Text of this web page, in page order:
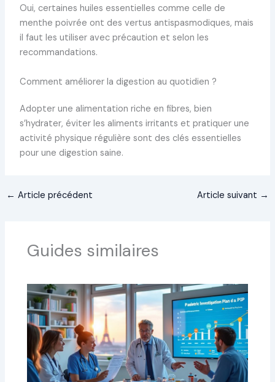
Oui, certaines huiles essentielles comme celle de
menthe poivrée ont des vertus antispasmodiques, mais
il faut les utiliser avec précaution et selon les
recommandations.
Comment améliorer la digestion au quotidien ?
Adopter une alimentation riche en fibres, bien
s’hydrater, éviter les aliments irritants et pratiquer une
activité physique régulière sont des clés essentielles
pour une digestion saine.
← Article précédent Article suivant →
Guides similaires